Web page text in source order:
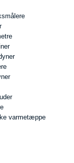
varmetæppe